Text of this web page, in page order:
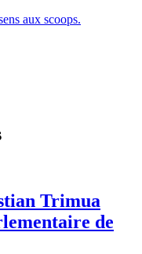
Trimua
de